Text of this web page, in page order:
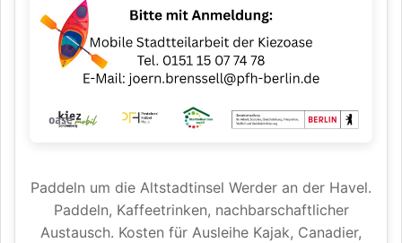
Paddeln um die Altstadtinsel Werder an der Havel.
Paddeln, Kaffeetrinken, nachbarschaftlicher
Austausch. Kosten für Ausleihe Kajak, Canadier,